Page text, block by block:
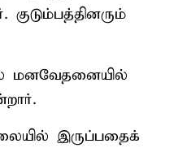
குடும்பத்தினரும்
மனவேதனையில்
இருப்பதைக்